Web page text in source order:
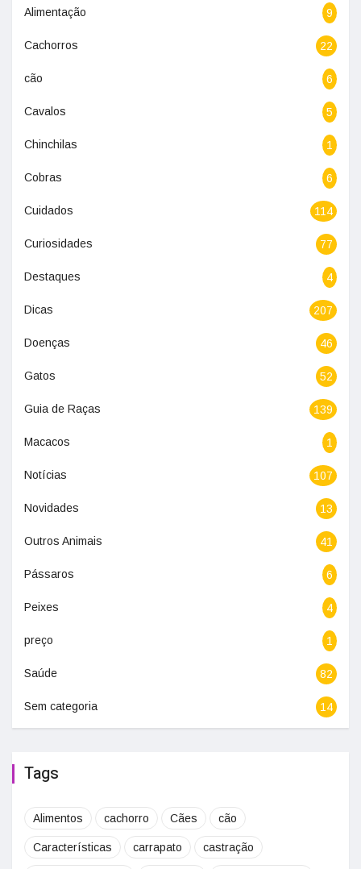
Alimentação 9
Cachorros 22
cão 6
Cavalos 5
Chinchilas 1
Cobras 6
Cuidados 114
Curiosidades 77
Destaques 4
Dicas 207
Doenças 46
Gatos 52
Guia de Raças 139
Macacos 1
Notícias 107
Novidades 13
Outros Animais 41
Pássaros 6
Peixes 4
preço 1
Saúde 82
Sem categoria 14
Tags
Alimentos cachorro Cães cão
Características carrapato castração